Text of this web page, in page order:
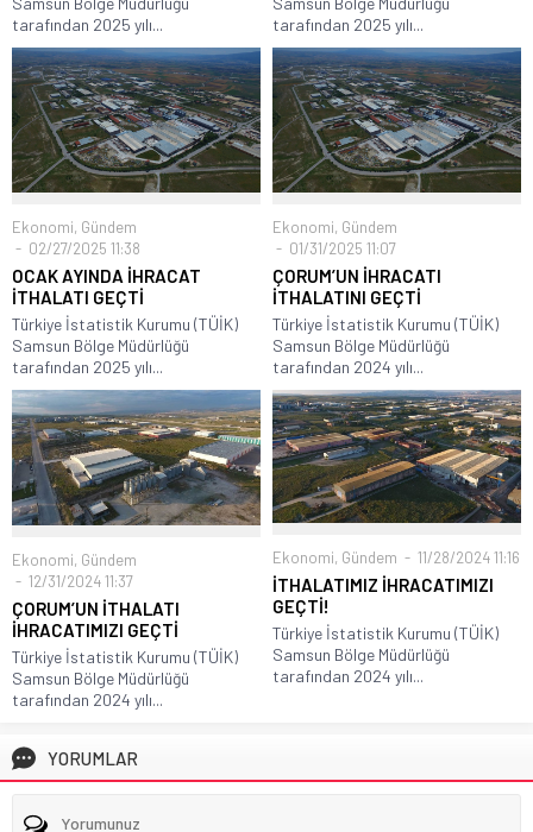
tarafından 2025 yılı...
tarafından 2025 yılı...
Ekonomi, Gündem
02/27/2025 11:38
OCAK AYINDA İHRACAT
İTHALATI GEÇTİ
Türkiye İstatistik Kurumu (TÜİK)
Samsun Bölge Müdürlüğü
tarafından 2025 yılı...
Ekonomi, Gündem
01/31/2025 11:07
ÇORUM’UN İHRACATI
İTHALATINI GEÇTİ
Türkiye İstatistik Kurumu (TÜİK)
Samsun Bölge Müdürlüğü
tarafından 2024 yılı...
Ekonomi, Gündem
12/31/2024 11:37
ÇORUM’UN İTHALATI
İHRACATIMIZI GEÇTİ
Türkiye İstatistik Kurumu (TÜİK)
Samsun Bölge Müdürlüğü
tarafından 2024 yılı...
Ekonomi, Gündem 11/28/2024 11:16
İTHALATIMIZ İHRACATIMIZI
GEÇTİ!
Türkiye İstatistik Kurumu (TÜİK)
Samsun Bölge Müdürlüğü
tarafından 2024 yılı...
YORUMLAR